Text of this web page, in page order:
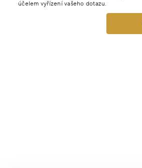
účelem vyřízení vašeho dotazu.